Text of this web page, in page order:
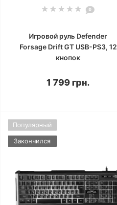
0
Игровой руль Defender
Forsage Drift GT USB-PS3, 12
кнопок
1 799 грн.
Популярный
Закончился